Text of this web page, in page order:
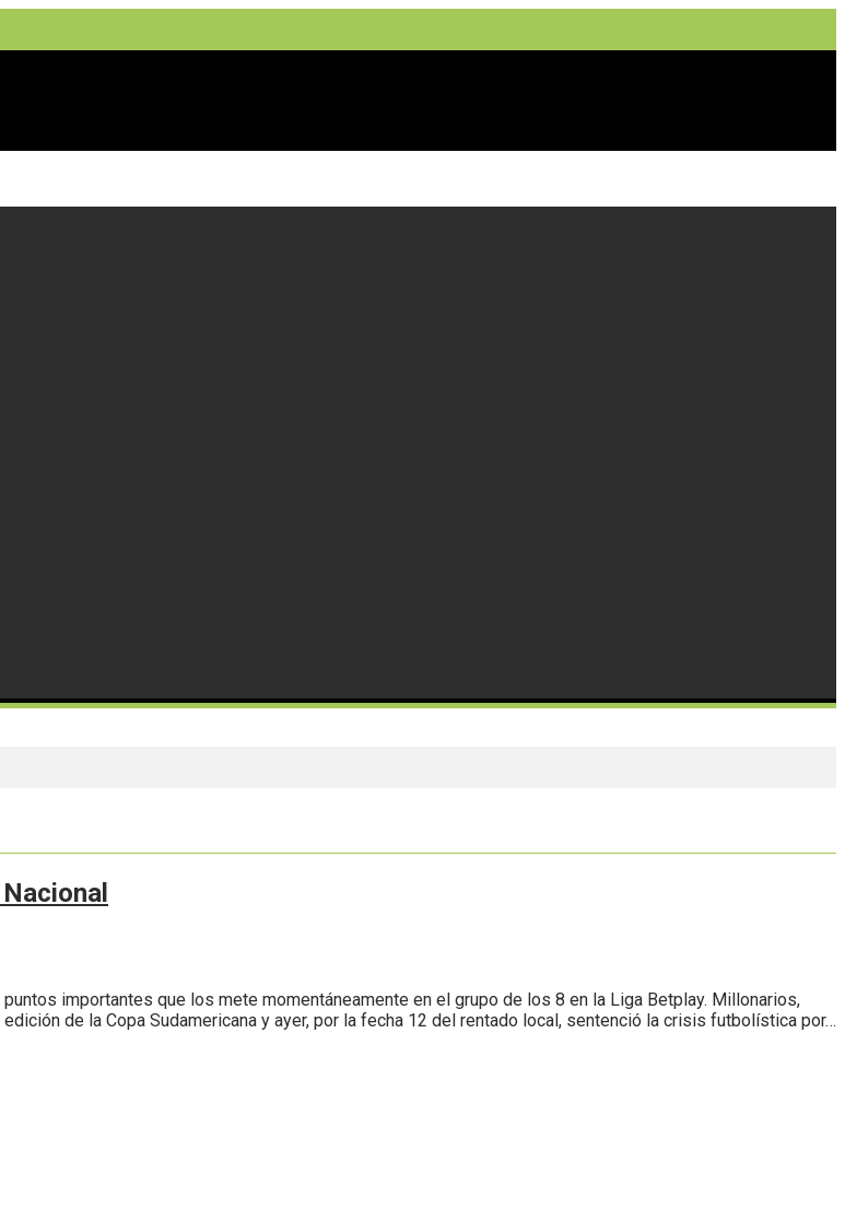
importantes que los mete momentáneamente en el grupo de los 8 en la Liga Betplay. Millonarios,
de la Copa Sudamericana y ayer, por la fecha 12 del rentado local, sentenció la crisis futbolística por…